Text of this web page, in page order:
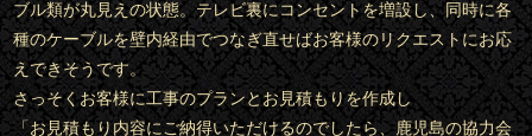
ブル類が丸見えの状態。テレビ裏にコンセントを増設し、同時に各
種のケーブルを壁内経由でつなぎ直せばお客様のリクエストにお応
えできそうです。
さっそくお客様に工事のプランとお見積もりを作成し
「お見積もり内容にご納得いただけるのでしたら、鹿児島の協力会